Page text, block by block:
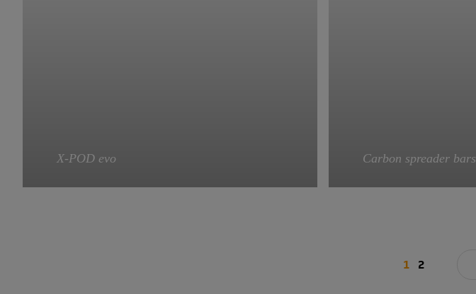
X-POD evo Carbon spreader bars
1 2